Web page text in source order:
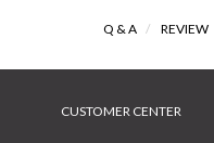
Q & A / REVIEW
CUSTOMER CENTER